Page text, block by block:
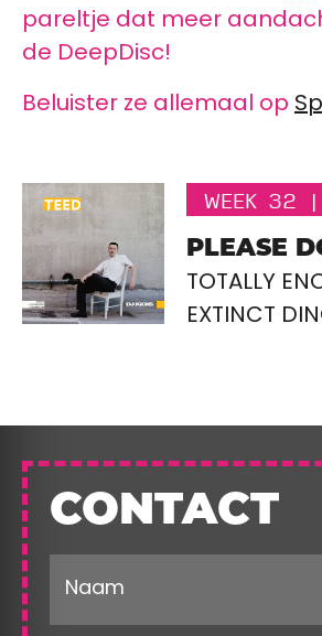
CONTACT
pareltje dat meer
de DeepDisc!
Beluister ze allemaal op
WEEK 32
PLEASE
TOTALLY
EXTINCT